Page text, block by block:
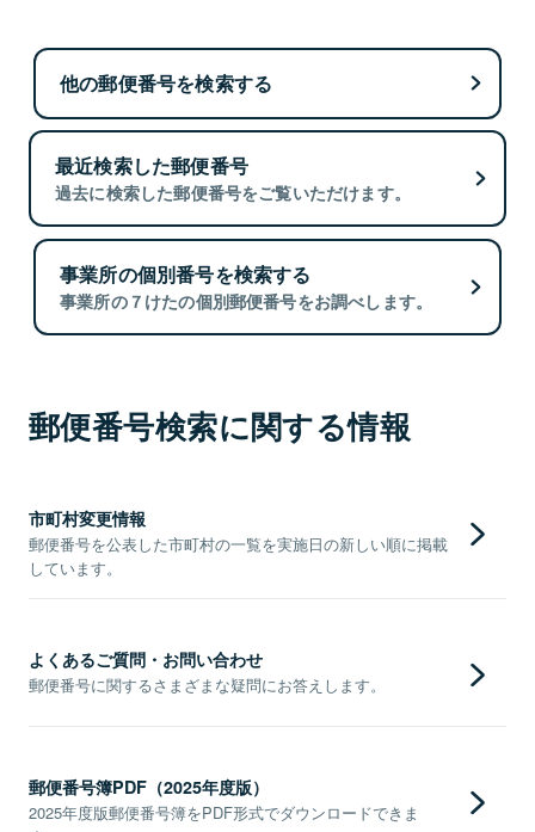
他の郵便番号を検索する
最近検索した郵便番号
過去に検索した郵便番号をご覧いただけます。
事業所の個別番号を検索する
事業所の７けたの個別郵便番号をお調べします。
郵便番号検索に関する情報
市町村変更情報
郵便番号を公表した市町村の一覧を実施日の新しい順に掲載
しています。
よくあるご質問・お問い合わせ
郵便番号に関するさまざまな疑問にお答えします。
郵便番号簿PDF（2025年度版）
2025年度版郵便番号簿をPDF形式でダウンロードできま